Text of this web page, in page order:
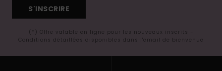
S'INSCRIRE
(*) Offre valable en ligne pour les nouveaux inscrits -
Conditions détaillées disponibles dans l'email de bienvenue